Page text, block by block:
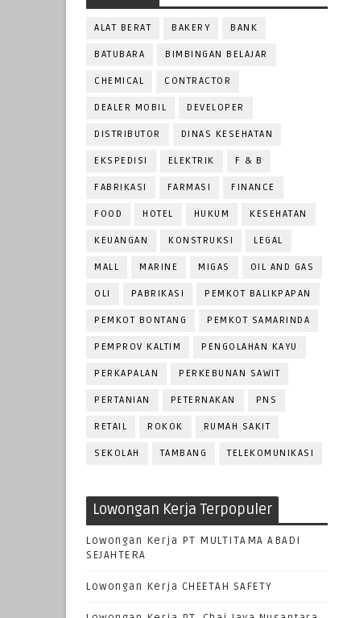
ALAT BERAT BAKERY BANK
BATUBARA BIMBINGAN BELAJAR
CHEMICAL CONTRACTOR
DEALER MOBIL DEVELOPER
DISTRIBUTOR DINAS KESEHATAN
EKSPEDISI ELEKTRIK F & B
FABRIKASI FARMASI FINANCE
FOOD HOTEL HUKUM KESEHATAN
KEUANGAN KONSTRUKSI LEGAL
MALL MARINE MIGAS OIL AND GAS
OLI PABRIKASI PEMKOT BALIKPAPAN
PEMKOT BONTANG PEMKOT SAMARINDA
PEMPROV KALTIM PENGOLAHAN KAYU
PERKAPALAN PERKEBUNAN SAWIT
PERTANIAN PETERNAKAN PNS
RETAIL ROKOK RUMAH SAKIT
SEKOLAH TAMBANG TELEKOMUNIKASI
Lowongan Kerja Terpopuler
Lowongan Kerja PT MULTITAMA ABADI
SEJAHTERA
Lowongan Kerja CHEETAH SAFETY